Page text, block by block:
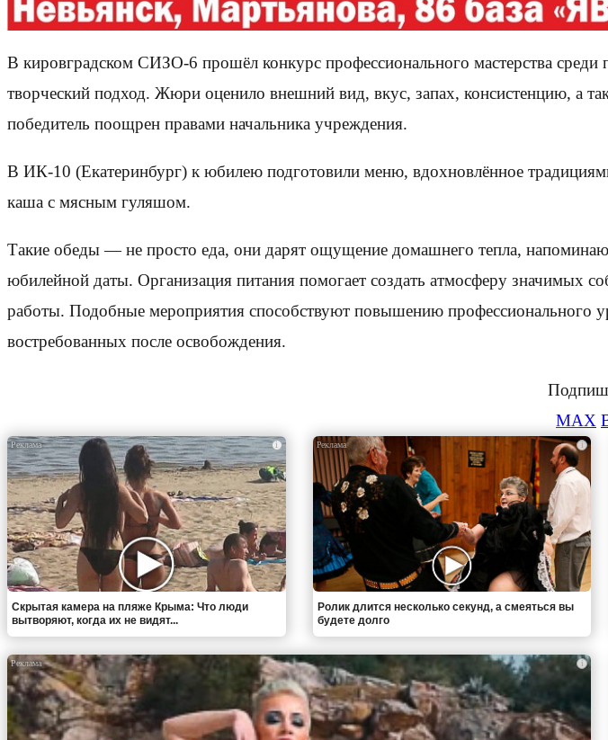
В кировградском СИЗО-6 прошёл конкурс профессионального мастерства
творческий подход. Жюри оценило внешний вид, вкус, запах, консистенцию, а
победитель поощрен правами начальника учреждения.
В ИК-10 (Екатеринбург) к юбилею подготовили меню, вдохновлённое
каша с мясным гуляшом.
Такие обеды — не просто еда, они дарят ощущение домашнего тепла,
юбилейной даты. Организация питания помогает создать атмосферу значимых
работы. Подобные мероприятия способствуют повышению профессионального
востребованных после освобождения.
MAX
i
Скрытая камера на пляже Крыма: Что люди
вытворяют, когда их не видят...
i
Ролик длится несколько секунд, а смеяться вы
будете долго
i